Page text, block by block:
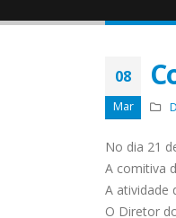
08
Mar
No dia 21
A comitiva
A atividade
O Diretor